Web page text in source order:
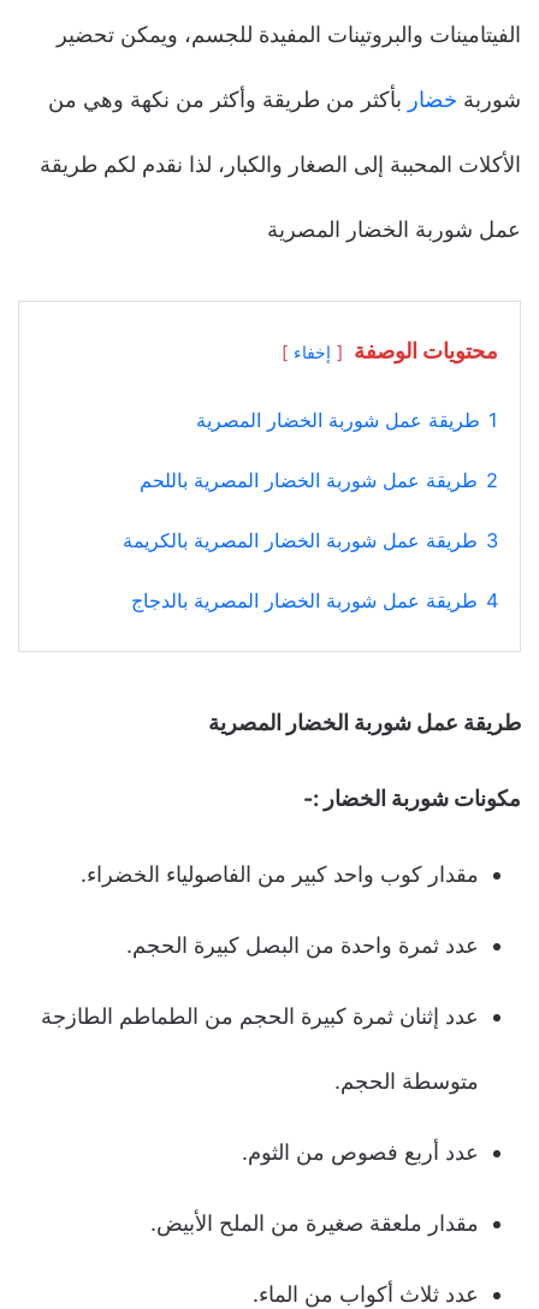
الفيتامينات والبروتينات المفيدة للجسم، ويمكن تحضير
شوربة خضار بأكثر من طريقة وأكثر من نكهة وهي من
الأكلات المحببة إلى الصغار والكبار، لذا نقدم لكم طريقة
عمل شوربة الخضار المصرية
محتويات الوصفة إخفاء
1 طريقة عمل شوربة الخضار المصرية
2 طريقة عمل شوربة الخضار المصرية باللحم
3 طريقة عمل شوربة الخضار المصرية بالكريمة
4 طريقة عمل شوربة الخضار المصرية بالدجاج
طريقة عمل شوربة الخضار المصرية
مكونات شوربة الخضار :-
مقدار كوب واحد كبير من الفاصولياء الخضراء.
عدد ثمرة واحدة من البصل كبيرة الحجم.
عدد إثنان ثمرة كبيرة الحجم من الطماطم الطازجة
متوسطة الحجم.
عدد أربع فصوص من الثوم.
مقدار ملعقة صغيرة من الملح الأبيض.
عدد ثلاث أكواب من الماء.